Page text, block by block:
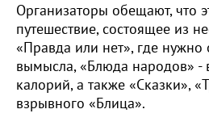
Организаторы обещают, что
путешествие, состоящее из
«Правда или нет», где нужно
вымысла, «Блюда народов» -
калорий, а также «Сказки»,
взрывного «Блица».